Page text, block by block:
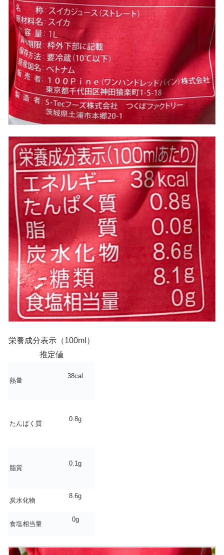
栄養成分表示（100ml）
推定値
熱量
38cal
たんぱく質
0.8g
脂質
0.1g
炭水化物
8.6g
食塩相当量
0g